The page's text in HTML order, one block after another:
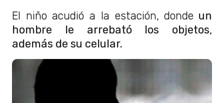
El niño acudió a la estación, donde un
hombre le arrebató los objetos,
además de su celular.